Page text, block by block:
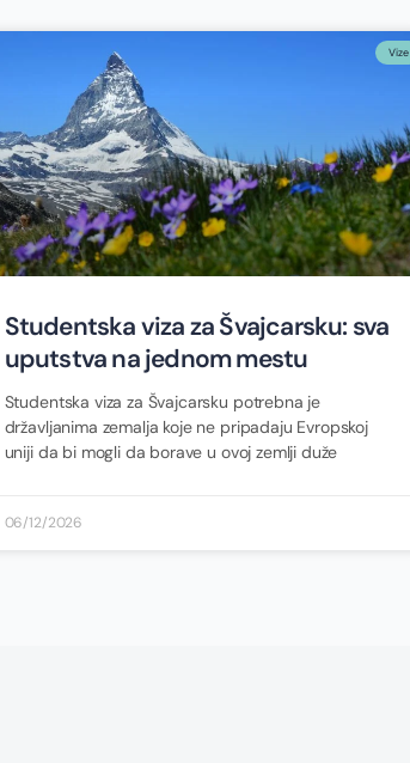
Vize
Studentska viza za Švajcarsku: sva
uputstva na jednom mestu
Studentska viza za Švajcarsku potrebna je
državljanima zemalja koje ne pripadaju Evropskoj
uniji da bi mogli da borave u ovoj zemlji duže
06/12/2026